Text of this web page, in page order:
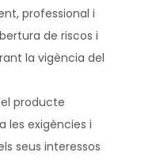
professional i
de riscos i
la vigència del
producte
les exigències i
seus interessos